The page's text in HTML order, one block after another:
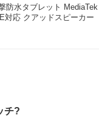
。
水タブレット
対応 クアッドスピーカー
チ?